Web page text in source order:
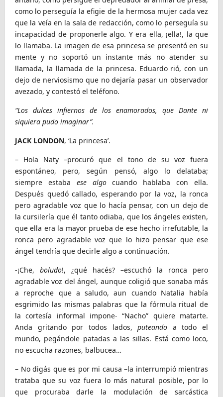
como lo perseguía la efigie de la hermosa mujer cada vez
que la veía en la sala de redacción, como lo perseguía su
incapacidad de proponerle algo. Y era ella, ¡ella!, la que
lo llamaba. La imagen de esa princesa se presentó en su
mente y no soportó un instante más no atender su
llamada, la llamada de la princesa. Eduardo rió, con un
dejo de nerviosismo que no dejaría pasar un observador
avezado, y contestó el teléfono.
“Los dulces infiernos de los enamorados, que Dante ni
siquiera pudo imaginar”.
JACK LONDON, ‘La princesa’.
– Hola Naty –procuró que el tono de su voz fuera
espontáneo, pero, según pensó, algo lo delataba;
siempre estaba ese algocuando hablaba con ella.
Después quedó callado, esperando por la voz, la ronca
pero agradable voz que lo hacía pensar, con un dejo de
la cursilería que él tanto odiaba, que los ángeles existen,
que ella era la mayor prueba de ese hecho irrefutable, la
ronca pero agradable voz que lo hizo pensar que ese
ángel tendría que decirle algo a continuación.
-¡Che, boludo!, ¿qué hacés? –escuchó la ronca pero
agradable voz del ángel, aunque coligió que sonaba más
a reproche que a saludo, aun cuando Natalia había
esgrimido las mismas palabras que la fórmula ritual de
la cortesía informal impone- “Nacho” quiere matarte.
Anda gritando por todos lados,puteando a todo el
mundo, pegándole patadas a las sillas. Está como loco,
no escucha razones, balbucea…
– No digás que es por mi causa –la interrumpió mientras
trataba que su voz fuera lo más natural posible, por lo
que procuraba darle la modulación de sarcástica